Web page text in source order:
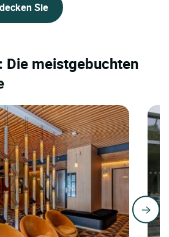
Sie
Die meistgebuchten